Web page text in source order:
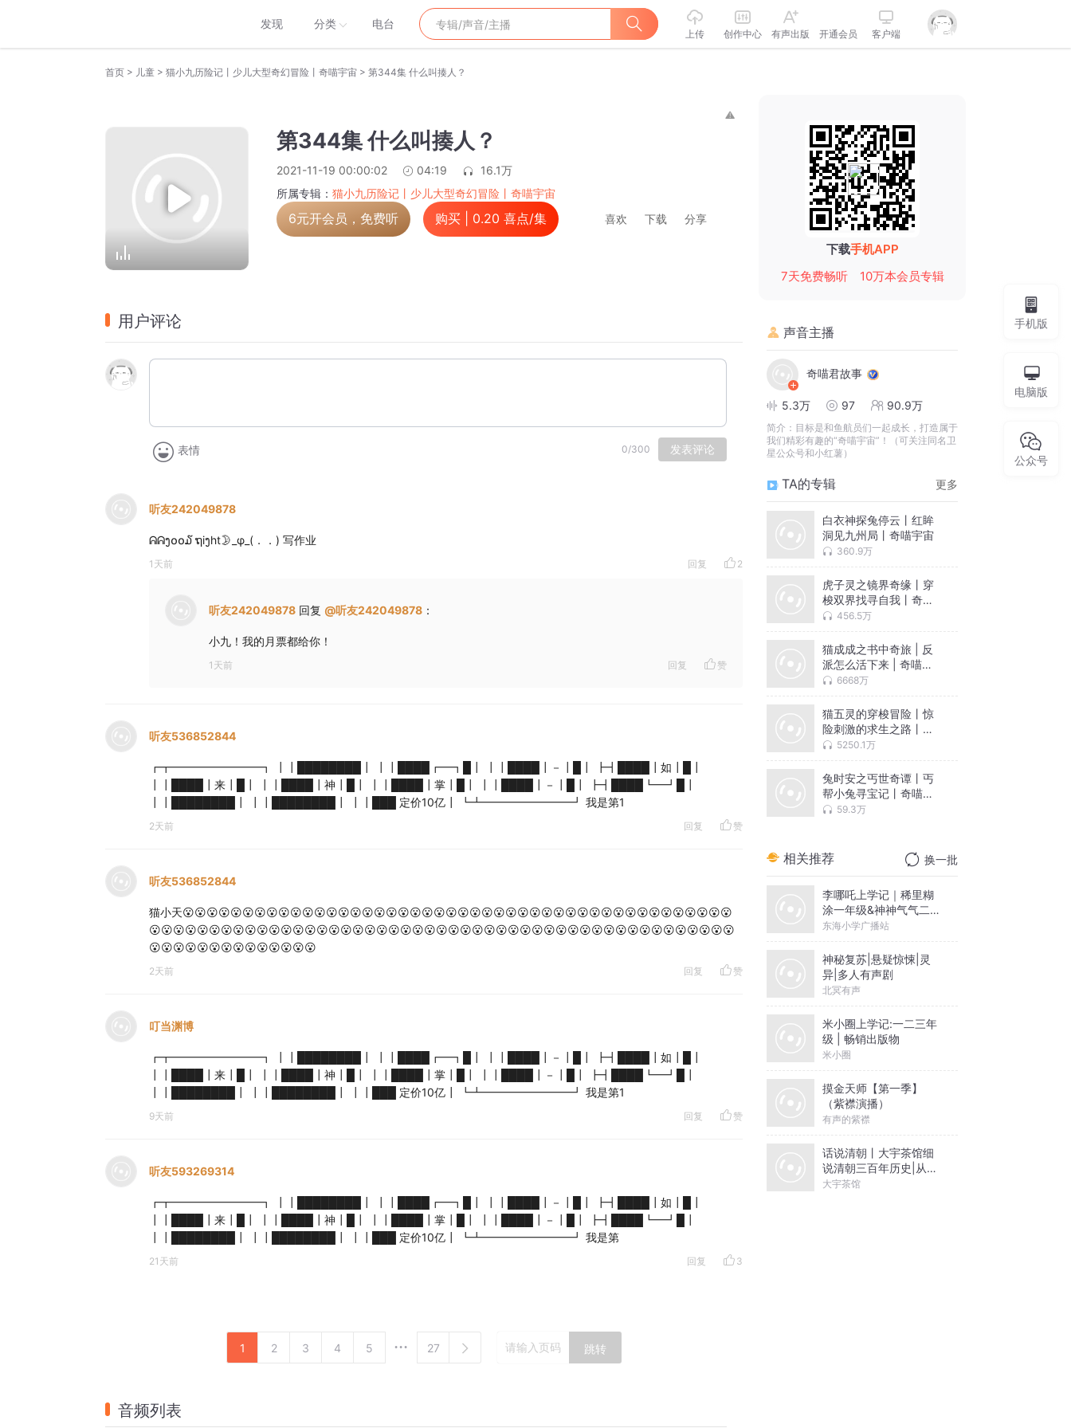
发现 分类 电台
上传 创作中心 有声出版 开通会员 客户端
首页 > 儿童 > 猫小九历险记丨少儿大型奇幻冒险丨奇喵宇宙 > 第344集 什么叫揍人？
第344集 什么叫揍人？
2021-11-19 00:00:02 04:19
16.1万
所属专辑： 猫小九历险记丨少儿大型奇幻冒险丨奇喵宇宙
6元开会员，免费听 购买 | 0.20 喜点/集 喜欢 下载 分享
用户评论
表情 0/300 发表评论
听友242049878
ᕱᕱງ໐໐໓ ຖiງht🌛_φ_(．．) 写作业
1天前 回复 2
听友242049878 回复 @听友242049878 ：
小九！我的月票都给你！
1天前 回复 赞
听友536852844
┏┳━━━━━━━━┓ ┃┃████████┃ ┃┃████┏━┓█┃ ┃┃████┃－┃█┃ ┣┫████┃如┃█┃
┃┃████┃来┃█┃ ┃┃████┃神┃█┃ ┃┃████┃掌┃█┃ ┃┃████┃－┃█┃ ┣┫████┗━┛█┃
┃┃████████┃ ┃┃████████┃ ┃┃███ 定价10亿┃ ┗┻━━━━━━━━┛ 我是第1
2天前 回复 赞
听友536852844
猫小天😮😮😮😮😮😮😮😮😮😮😮😮😮😮😮😮😮😮😮😮😮😮😮😮😮😮😮😮😮😮😮😮😮😮😮😮😮😮😮😮😮😮😮😮😮😮
😮😮😮😮😮😮😮😮😮😮😮😮😮😮😮😮😮😮😮😮😮😮😮😮😮😮😮😮😮😮😮😮😮😮😮😮😮😮😮😮😮😮😮😮😮😮😮😮😮
😮😮😮😮😮😮😮😮😮😮😮😮😮😮
2天前 回复 赞
叮当渊博
┏┳━━━━━━━━┓ ┃┃████████┃ ┃┃████┏━┓█┃ ┃┃████┃－┃█┃ ┣┫████┃如┃█┃
┃┃████┃来┃█┃ ┃┃████┃神┃█┃ ┃┃████┃掌┃█┃ ┃┃████┃－┃█┃ ┣┫████┗━┛█┃
┃┃████████┃ ┃┃████████┃ ┃┃███ 定价10亿┃ ┗┻━━━━━━━━┛ 我是第1
9天前 回复 赞
听友593269314
┏┳━━━━━━━━┓ ┃┃████████┃ ┃┃████┏━┓█┃ ┃┃████┃－┃█┃ ┣┫████┃如┃█┃
┃┃████┃来┃█┃ ┃┃████┃神┃█┃ ┃┃████┃掌┃█┃ ┃┃████┃－┃█┃ ┣┫████┗━┛█┃
┃┃████████┃ ┃┃████████┃ ┃┃███ 定价10亿┃ ┗┻━━━━━━━━┛ 我是第
21天前 回复 3
1 2 3 4 5 27 跳转
音频列表
下载手机APP
7天免费畅听
10万本会员专辑
声音主播
奇喵君故事
5.3万 97 90.9万
简介： 目标是和鱼航员们一起成长，打造属于
我们精彩有趣的“奇喵宇宙”！（可关注同名卫
星公众号和小红薯）
TA的专辑 更多
白衣神探兔停云丨红眸
洞见九州局丨奇喵宇宙
360.9万
虎子灵之镜界奇缘丨穿
梭双界找寻自我丨奇喵
宇宙456.5万
猫成成之书中奇旅 | 反
派怎么活下来 | 奇喵宇
宙 6668万
猫五灵的穿梭冒险丨惊
险刺激的求生之路丨奇
喵宇宙
5250.1万
兔时安之丐世奇谭丨丐
帮小兔寻宝记丨奇喵宇
宙 59.3万
相关推荐 换一批
李哪吒上学记｜稀里糊
涂一年级&神神气气二年
级
东海小学广播站
神秘复苏|悬疑惊悚|灵
异|多人有声剧
北冥有声
米小圈上学记:一二三年
级 | 畅销出版物
米小圈
摸金天师【第一季】
（紫襟演播）
有声的紫襟
话说清朝丨大宇茶馆细
说清朝三百年历史|从努
尔哈赤到末代皇帝溥仪|
大宇茶馆
手机版
电脑版
公众号